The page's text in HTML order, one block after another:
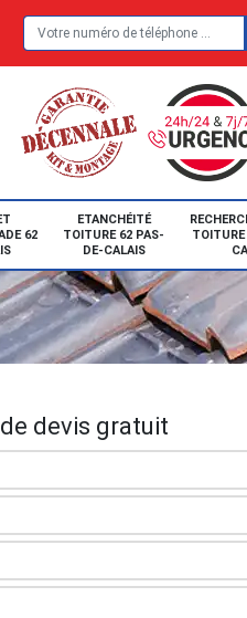
62
ETANCHÉITÉ
TOITURE 62 PAS-
DE-CALAIS
devis gratuit